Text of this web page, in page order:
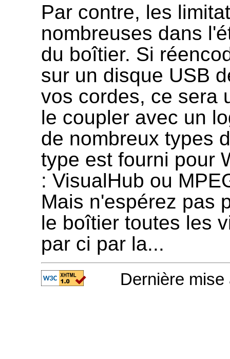
Par contre, les
nombreuses dans
du boîtier. Si
sur un disque USB
vos cordes, ce sera
le coupler avec un
de nombreux types
type est fourni pour
: VisualHub ou
Mais n'espérez pas
le boîtier toutes les
par ci par la...
Dernière